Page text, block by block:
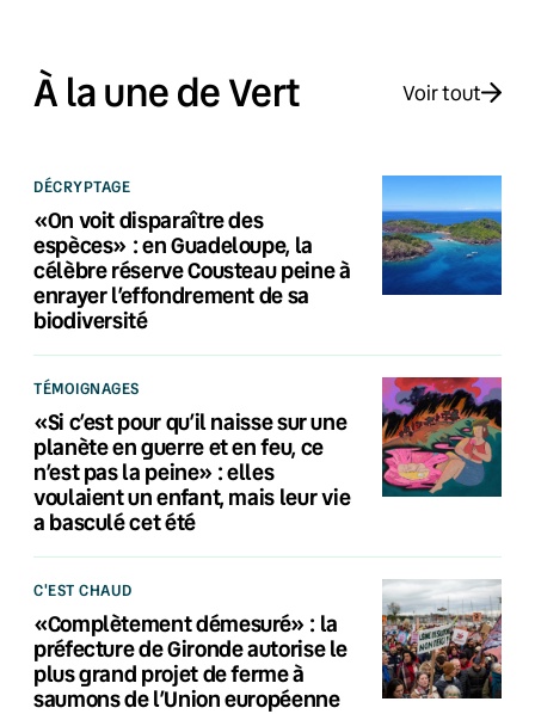
À la une de Vert Voir tout
DÉCRYPTAGE
«On voit disparaître des
espèces» : en Guadeloupe, la
célèbre réserve Cousteau peine à
enrayer l’effondrement de sa
biodiversité
TÉMOIGNAGES
«Si c’est pour qu’il naisse sur une
planète en guerre et en feu, ce
n’est pas la peine» : elles
voulaient un enfant, mais leur vie
a basculé cet été
C'EST CHAUD
«Complètement démesuré» : la
préfecture de Gironde autorise le
plus grand projet de ferme à
saumons de l’Union européenne